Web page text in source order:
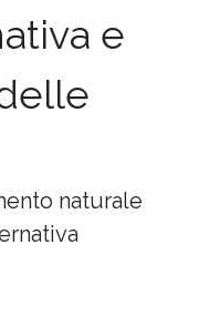
e
naturale